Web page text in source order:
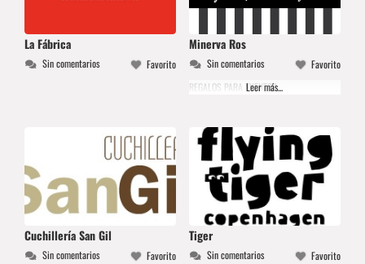
La Fábrica
Sin comentarios Favorito
Minerva Ros
Sin comentarios
Favorito
REGALOS PARA EVENTOS
Leer más...
Cuchillería San Gil
Sin comentarios
Favorito
Tiger
Sin comentarios
Favorito